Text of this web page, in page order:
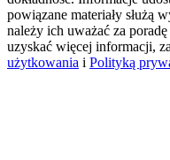
USDT New User
powiązane materiały służą
należy ich uważać za
uzyskać więcej informacji,
użytkowania i Polityką